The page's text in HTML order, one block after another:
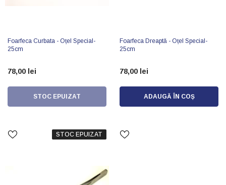
Foarfeca Curbata - Oțel Special-
25cm
78,00 lei
STOC EPUIZAT
Foarfeca Dreaptă - Oțel Special-
25cm
78,00 lei
ADAUGĂ ÎN COȘ
STOC EPUIZAT